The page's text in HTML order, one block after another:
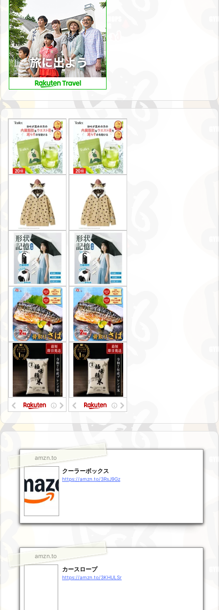
amzn.to
クーラーボックス
https://amzn.to/3RsJ9Gz
amzn.to
カースロープ
https://amzn.to/3KHULSr